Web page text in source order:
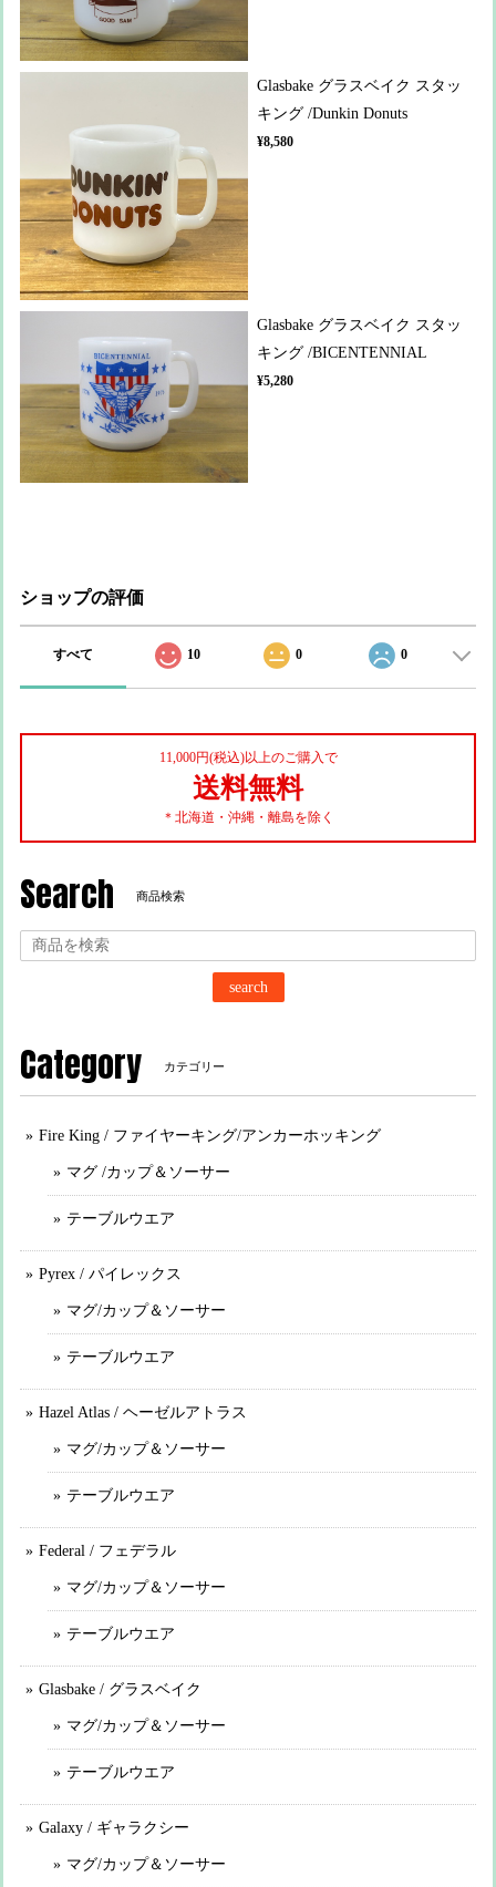
Glasbake グラスベイク スタッ
キング /Dunkin Donuts
¥8,580
Glasbake グラスベイク スタッ
キング /BICENTENNIAL
¥5,280
ショップの評価
すべて 10 0 0
11,000円(税込)以上のご購入で
送料無料
＊北海道・沖縄・離島を除く
Search 商品検索
search
Category カテゴリー
Fire King / ファイヤーキング/アンカーホッキング
マグ /カップ＆ソーサー
テーブルウエア
Pyrex / パイレックス
マグ/カップ＆ソーサー
テーブルウエア
Hazel Atlas / ヘーゼルアトラス
マグ/カップ＆ソーサー
テーブルウエア
Federal / フェデラル
マグ/カップ＆ソーサー
テーブルウエア
Glasbake / グラスベイク
マグ/カップ＆ソーサー
テーブルウエア
Galaxy / ギャラクシー
マグ/カップ＆ソーサー